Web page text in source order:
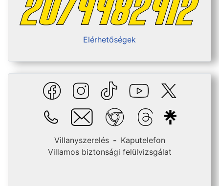
Elérhetőségek
Villanyszerelés- Kaputelefon
Villamos biztonsági felülvizsgálat